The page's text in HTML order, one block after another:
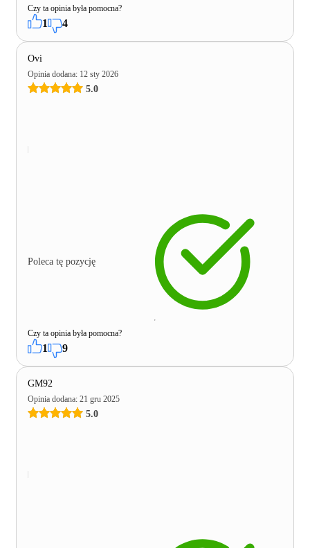
Czy ta opinia była pomocna?
1 4
Ovi
Opinia dodana: 12 sty 2026
5.0
Poleca tę pozycję
Czy ta opinia była pomocna?
1 9
GM92
Opinia dodana: 21 gru 2025
5.0